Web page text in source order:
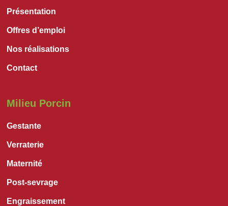
Présentation
Offres d’emploi
Nos réalisations
Contact
Milieu Porcin
Gestante
Verraterie
Maternité
Post-sevrage
Engraissement